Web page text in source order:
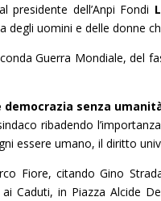
dell’Anpi Fondi
degli uomini e delle donne
Guerra Mondiale, del
democrazia senza
ribadendo
essere umano, il diritto
Fiore, citando Gino
Caduti, in Piazza Alcide